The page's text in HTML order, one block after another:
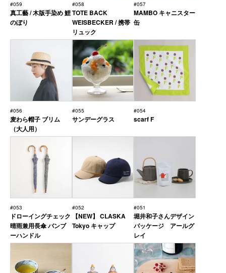
#059
真工藝 / 木版手染め 鯉
のぼり
#058
TOTE BACK
WEISBECKER / 携帯
リュック
#057
MAMBO キャニスター
缶
#056
麦わら帽子 ブリム
（大人用）
#055
サンデーグラス
#054
scarf F
#053
ドローイングチェック
晴雨兼用長傘 バンブ
ーハンドル
#052
【NEW】 CLASKA
Tokyo キャップ
#051
堀井和子さんデザイン
パッケージ アールグ
レイ